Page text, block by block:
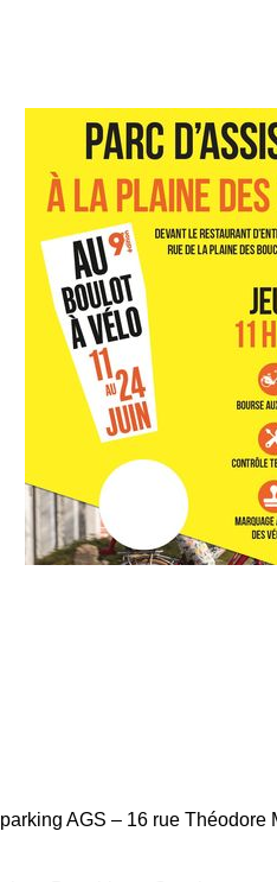
parking AGS – 16 rue Théodore